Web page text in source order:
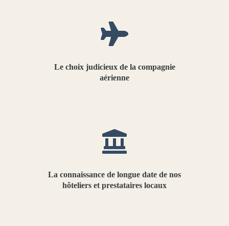
Le choix judicieux de la compagnie
aérienne
La connaissance de longue date de nos
hôteliers et prestataires locaux